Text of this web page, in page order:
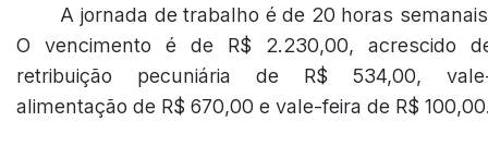
A jornada de trabalho é de 20 horas
O vencimento é de R$ 2.230,00, acrescido
retribuição pecuniária de R$ 534,00,
alimentação de R$ 670,00 e vale-feira de R$